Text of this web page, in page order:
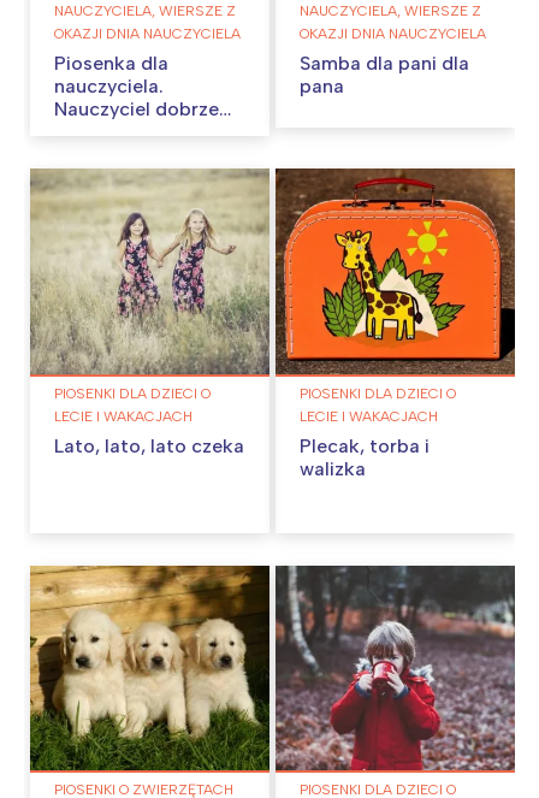
NAUCZYCIELA, WIERSZE Z
OKAZJI DNIA NAUCZYCIELA
Piosenka dla
nauczyciela.
Nauczyciel dobrze
NAUCZYCIELA, WIERSZE Z
OKAZJI DNIA NAUCZYCIELA
Samba dla pani dla
pana
PIOSENKI DLA DZIECI O
LECIE I WAKACJACH
Lato, lato, lato czeka
PIOSENKI DLA DZIECI O
LECIE I WAKACJACH
Plecak, torba i
walizka
PIOSENKI O ZWIERZĘTACH PIOSENKI DLA DZIECI O